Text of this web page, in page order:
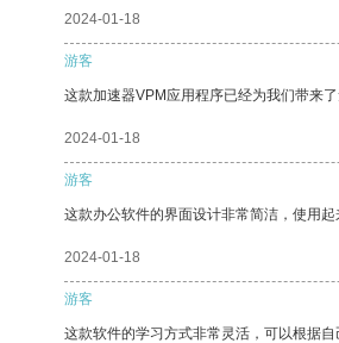
2024-01-18
游客
这款加速器VPM应用程序已经为我们带来
2024-01-18
游客
这款办公软件的界面设计非常简洁，使用
2024-01-18
游客
这款软件的学习方式非常灵活，可以根据自